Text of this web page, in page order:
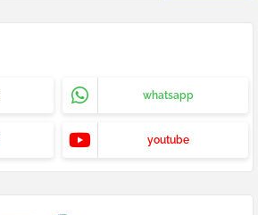
whatsapp
youtube